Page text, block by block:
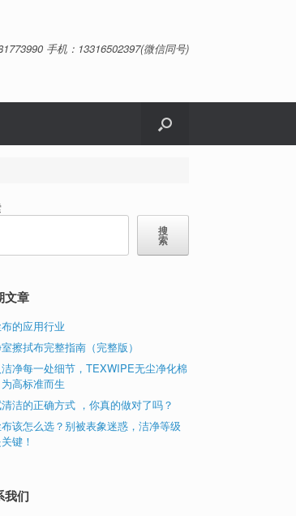
手机：13316502397(微信同号)
搜
索
文章
的应用行业
擦拭布完整指南（完整版）
净每一处细节，TEXWIPE无尘净化棉
高标准而生
洁的正确方式 ，你真的做对了吗？
该怎么选？别被表象迷惑，洁净等级
键！
我们